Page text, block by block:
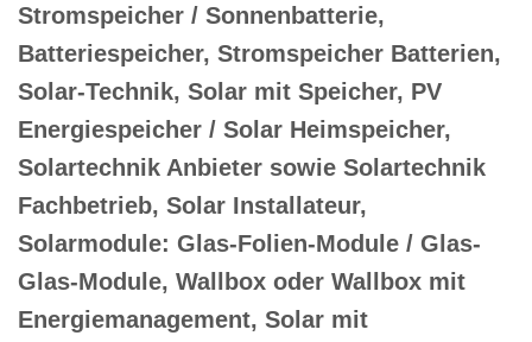
Stromspeicher / Sonnenbatterie,
Batteriespeicher, Stromspeicher Batterien,
Solar-Technik, Solar mit Speicher, PV
Energiespeicher / Solar Heimspeicher,
Solartechnik Anbieter sowie Solartechnik
Fachbetrieb, Solar Installateur,
Solarmodule: Glas-Folien-Module / Glas-
Glas-Module, Wallbox oder Wallbox mit
Energiemanagement, Solar mit